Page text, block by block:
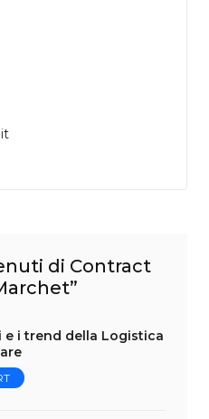
di Contract
e i trend della Logistica